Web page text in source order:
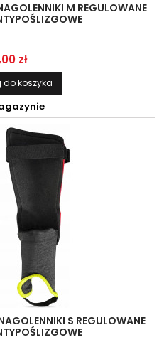
M REGULOWANE
zł
do koszyka
S REGULOWANE